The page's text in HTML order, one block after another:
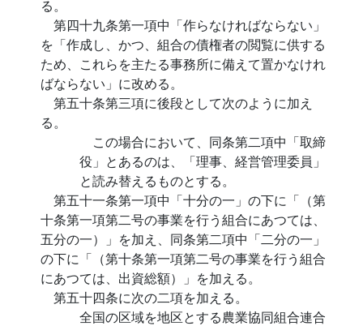
る。
第四十九条第一項中「作らなければならない」
を「作成し、かつ、組合の債権者の閲覧に供する
ため、これらを主たる事務所に備えて置かなけれ
ばならない」に改める。
第五十条第三項に後段として次のように加え
る。
この場合において、同条第二項中「取締
役」とあるのは、「理事、経営管理委員」
と読み替えるものとする。
第五十一条第一項中「十分の一」の下に「（第
十条第一項第二号の事業を行う組合にあつては、
五分の一）」を加え、同条第二項中「二分の一」
の下に「（第十条第一項第二号の事業を行う組合
にあつては、出資総額）」を加える。
第五十四条に次の二項を加える。
全国の区域を地区とする農業協同組合連合